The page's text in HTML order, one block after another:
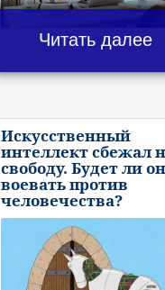
Читать далее
Искусственный
интеллект сбежал
свободу. Будет ли он
воевать против
человечества?